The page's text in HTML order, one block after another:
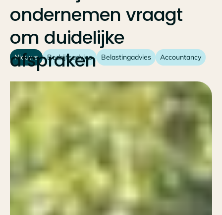
ondernemen vraagt
om duidelijke
afspraken
Nieuws Bedrijfsadvies Belastingadvies Accountancy